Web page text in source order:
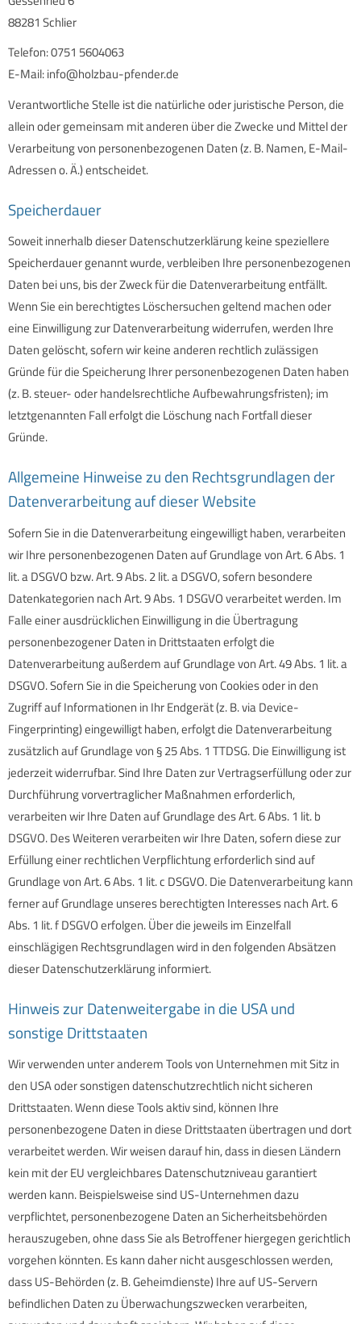
88281 Schlier
Telefon: 0751 5604063
E-Mail: info@holzbau-pfender.de
Verantwortliche Stelle ist die natürliche oder juristische Person, die
allein oder gemeinsam mit anderen über die Zwecke und Mittel der
Verarbeitung von personenbezogenen Daten (z. B. Namen, E-Mail-
Adressen o. Ä.) entscheidet.
Speicherdauer
Soweit innerhalb dieser Datenschutzerklärung keine speziellere
Speicherdauer genannt wurde, verbleiben Ihre personenbezogenen
Daten bei uns, bis der Zweck für die Datenverarbeitung entfällt.
Wenn Sie ein berechtigtes Löschersuchen geltend machen oder
eine Einwilligung zur Datenverarbeitung widerrufen, werden Ihre
Daten gelöscht, sofern wir keine anderen rechtlich zulässigen
Gründe für die Speicherung Ihrer personenbezogenen Daten haben
(z. B. steuer- oder handelsrechtliche Aufbewahrungsfristen); im
letztgenannten Fall erfolgt die Löschung nach Fortfall dieser
Gründe.
Allgemeine Hinweise zu den Rechtsgrundlagen der
Datenverarbeitung auf dieser Website
Sofern Sie in die Datenverarbeitung eingewilligt haben, verarbeiten
wir Ihre personenbezogenen Daten auf Grundlage von Art. 6 Abs. 1
lit. a DSGVO bzw. Art. 9 Abs. 2 lit. a DSGVO, sofern besondere
Datenkategorien nach Art. 9 Abs. 1 DSGVO verarbeitet werden. Im
Falle einer ausdrücklichen Einwilligung in die Übertragung
personenbezogener Daten in Drittstaaten erfolgt die
Datenverarbeitung außerdem auf Grundlage von Art. 49 Abs. 1 lit. a
DSGVO. Sofern Sie in die Speicherung von Cookies oder in den
Zugriff auf Informationen in Ihr Endgerät (z. B. via Device-
Fingerprinting) eingewilligt haben, erfolgt die Datenverarbeitung
zusätzlich auf Grundlage von § 25 Abs. 1 TTDSG. Die Einwilligung ist
jederzeit widerrufbar. Sind Ihre Daten zur Vertragserfüllung oder zur
Durchführung vorvertraglicher Maßnahmen erforderlich,
verarbeiten wir Ihre Daten auf Grundlage des Art. 6 Abs. 1 lit. b
DSGVO. Des Weiteren verarbeiten wir Ihre Daten, sofern diese zur
Erfüllung einer rechtlichen Verpflichtung erforderlich sind auf
Grundlage von Art. 6 Abs. 1 lit. c DSGVO. Die Datenverarbeitung kann
ferner auf Grundlage unseres berechtigten Interesses nach Art. 6
Abs. 1 lit. f DSGVO erfolgen. Über die jeweils im Einzelfall
einschlägigen Rechtsgrundlagen wird in den folgenden Absätzen
dieser Datenschutzerklärung informiert.
Hinweis zur Datenweitergabe in die USA und
sonstige Drittstaaten
Wir verwenden unter anderem Tools von Unternehmen mit Sitz in
den USA oder sonstigen datenschutzrechtlich nicht sicheren
Drittstaaten. Wenn diese Tools aktiv sind, können Ihre
personenbezogene Daten in diese Drittstaaten übertragen und dort
verarbeitet werden. Wir weisen darauf hin, dass in diesen Ländern
kein mit der EU vergleichbares Datenschutzniveau garantiert
werden kann. Beispielsweise sind US-Unternehmen dazu
verpflichtet, personenbezogene Daten an Sicherheitsbehörden
herauszugeben, ohne dass Sie als Betroffener hiergegen gerichtlich
vorgehen könnten. Es kann daher nicht ausgeschlossen werden,
dass US-Behörden (z. B. Geheimdienste) Ihre auf US-Servern
befindlichen Daten zu Überwachungszwecken verarbeiten,